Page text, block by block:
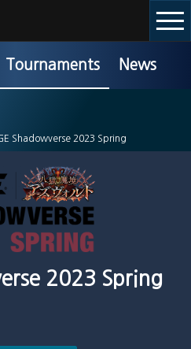
Tournaments News
Shadowverse 2023 Spring
2023 Spring